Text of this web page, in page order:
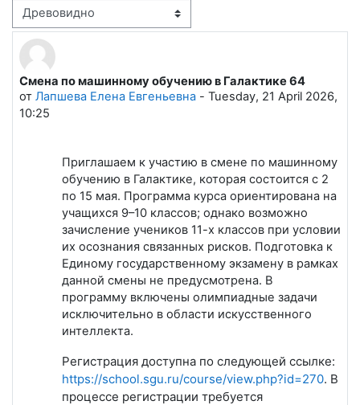
Режим отображения
Смена по машинному обучению в Галактике 64
от Лапшева Елена Евгеньевна - Tuesday, 21 April 2026,
10:25
Количество ответов: 0
Приглашаем к участию в смене по машинному
обучению в Галактике, которая состоится с 2
по 15 мая. Программа курса ориентирована на
учащихся 9–10 классов; однако возможно
зачисление учеников 11-х классов при условии
их осознания связанных рисков. Подготовка к
Единому государственному экзамену в рамках
данной смены не предусмотрена. В
программу включены олимпиадные задачи
исключительно в области искусственного
интеллекта.
Регистрация доступна по следующей ссылке:
https://school.sgu.ru/course/view.php?id=270. В
процессе регистрации требуется